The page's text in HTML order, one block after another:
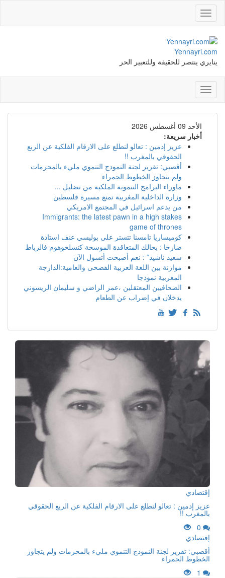
Toggle
navigation
Yennayri.com
ينايري ينتصر للحقيقة وللتعبير الحر
Toggle
navigation
الأحد 09 أغسطس 2026
أخبار سريعة:
عزيز إدمين : تعالو لنطلع على الارقام الفلكية عن الربع
الحقوقي بالمغرب !!
أقصبي: تقرير لجنة النمودج التنموي مليء بالمحرمات
ولم يتجاوز الخطوط الحمراء
ماوراء البرامج التنموية الملكية من تضليل ...
وزارة الداخلية المغربية تمنع مسيرة فلسطين
من يدعم اسرائيل في المجتمع الامريكي
Immigrants: the latest pawn in a high stakes
game of thrones
كوميساريا تامسنا تتستر على بوليسي عنف استادة
صارخا : بحالك المتعاقدة الموسخة كنسلخوهوم فالرباط
سعيد ناشيد* : نعم أصبحت أتسول الآن
موازنة بين اللغة العربية الفصحى والعامية:الدارجة
المغربية نموذجا
الصحافيين المعتقلين ،عمر الراضي و سليمان الريسوني
يدخلان في إضراب عن الطعام
إقتصادي
عزيز إدمين : تعالو لنطلع على الارقام الفلكية عن الربع الحقوقي
بالمغرب !!
0
إقتصادي
أقصبي: تقرير لجنة النمودج التنموي مليء بالمحرمات ولم يتجاوز
الخطوط الحمراء
1